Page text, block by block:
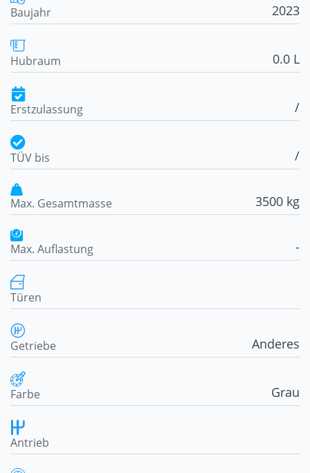
Baujahr 2023
Hubraum 0.0 L
Erstzulassung /
TÜV bis /
Max. Gesamtmasse 3500 kg
Max. Auflastung -
Türen
Getriebe Anderes
Farbe Grau
Antrieb